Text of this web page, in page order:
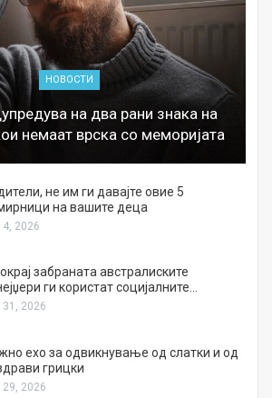
НОВОСТИ
на два рани знака на
немаат врска со меморијата
не им ги давајте овие 5
на вашите деца
4, 2026
забраната австралиските
ги користат социјалните…
31, 2026
ехо за одвикнување од слатки и од
грицки
29, 2026